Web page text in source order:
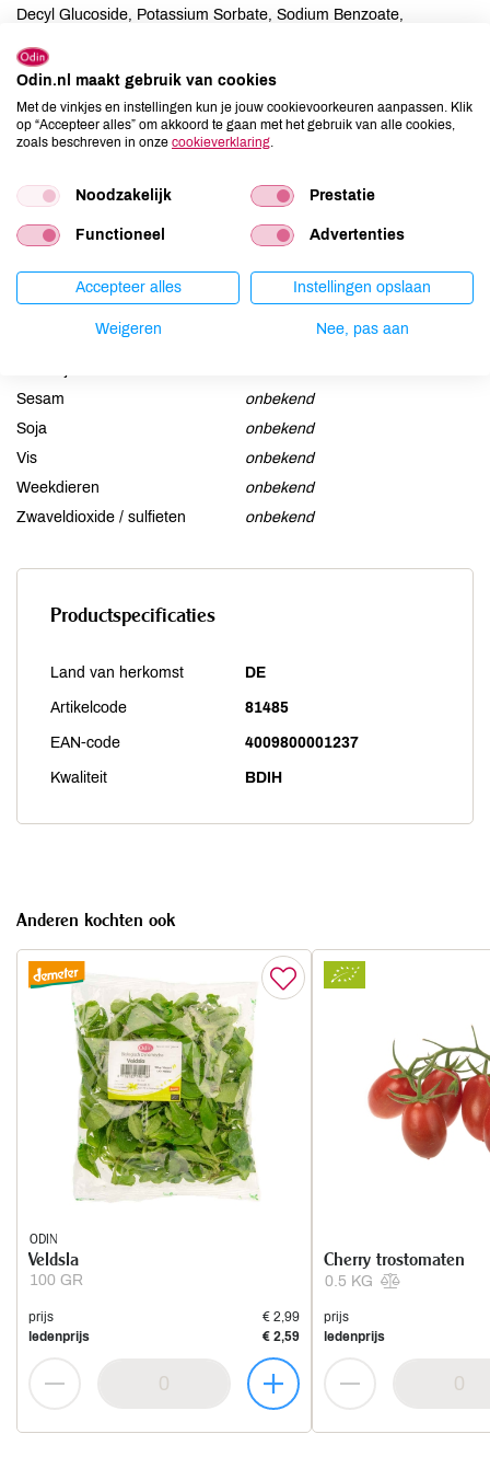
Decyl Glucoside, Potassium Sorbate, Sodium Benzoate,
Allergenen
Aardnoten
onbekend
Gluten
onbekend
Lactose
onbekend
onbekend
Sesam
onbekend
Soja
onbekend
Vis
onbekend
Weekdieren
onbekend
Zwaveldioxide / sulfieten
onbekend
Productspecificaties
Land van herkomst DE
Artikelcode 81485
EAN-code 4009800001237
Kwaliteit BDIH
Anderen kochten ook
ODIN
100 GR
Veldsla
prijs
€ 2,99
ledenprijs
€ 2,59
0.5 KG
Cherry trostomaten
prijs
ledenprijs
Odin.nl maakt gebruik van cookies
Met de vinkjes en instellingen kun je jouw cookievoorkeuren aanpassen. Klik
op “Accepteer alles” om akkoord te gaan met het gebruik van alle cookies,
zoals beschreven in onze cookieverklaring
Noodzakelijk Prestatie
Functioneel Advertenties
Accepteer alles Instellingen opslaan
Weigeren Nee, pas aan